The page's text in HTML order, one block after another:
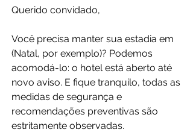
Querido convidado,
Você precisa manter sua estadia em
(Natal, por exemplo)? Podemos
acomodá-lo: o hotel está aberto até
novo aviso. E fique tranquilo, todas as
medidas de segurança e
recomendações preventivas são
estritamente observadas.